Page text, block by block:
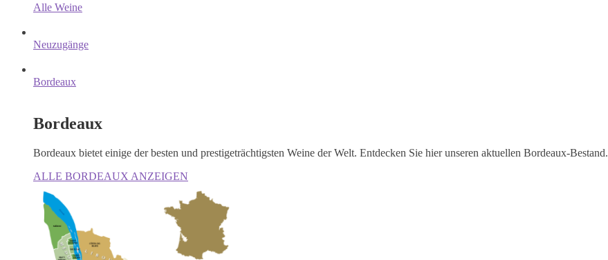
Alle Weine
Neuzugänge
Bordeaux
Bordeaux
Bordeaux bietet einige der besten und prestigeträchtigsten Weine der Welt. Entdecken Sie hier unseren aktuellen Bordeaux-Bestand.
ALLE BORDEAUX ANZEIGEN